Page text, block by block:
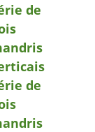
de
de